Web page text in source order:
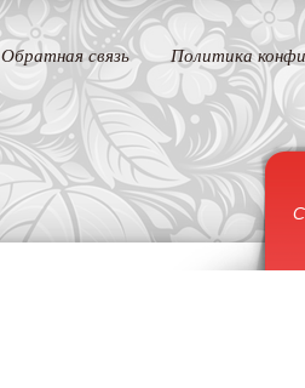
Обратная связь Политика